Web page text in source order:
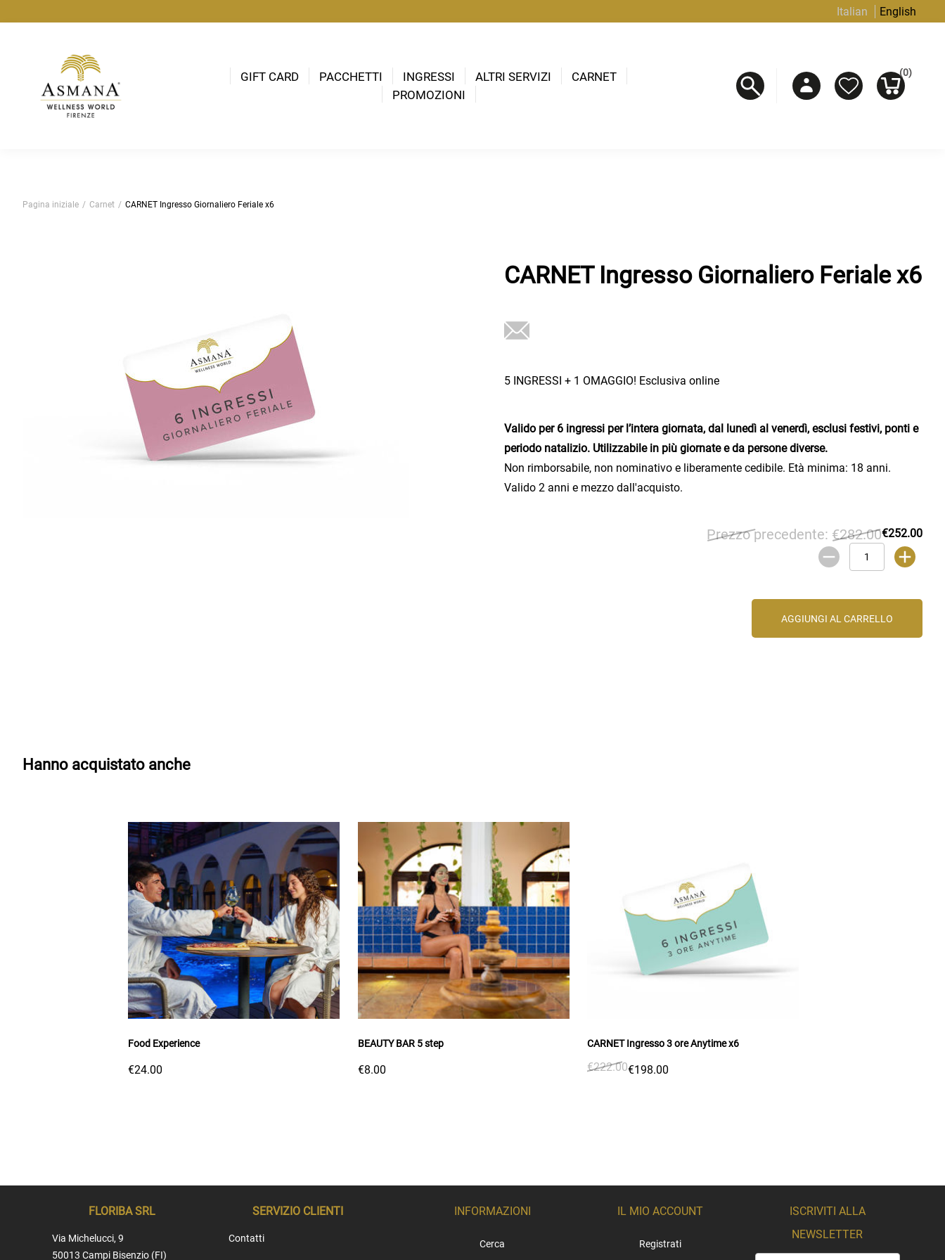
Italian English
GIFT CARD PACCHETTI INGRESSI ALTRI SERVIZI
CARNET
PROMOZIONI
(0)
Pagina iniziale / Carnet / CARNET Ingresso Giornaliero Feriale x6
CARNET Ingresso Giornaliero Feriale x6
5 INGRESSI + 1 OMAGGIO! Esclusiva online
Valido per 6 ingressi per l’intera giornata, dal lunedì al venerdì, esclusi festivi, ponti e
periodo natalizio. Utilizzabile in più giornate e da persone diverse.
Non rimborsabile, non nominativo e liberamente cedibile. Età minima: 18 anni.
Valido 2 anni e mezzo dall'acquisto.
Prezzo precedente: €282.00€252.00
AGGIUNGI AL CARRELLO
Hanno acquistato anche
Food Experience
€24.00
BEAUTY BAR 5 step
€8.00
CARNET Ingresso 3 ore Anytime x6
€222.00€198.00
FLORIBA SRL
Via Michelucci, 9
50013 Campi Bisenzio (FI)
SERVIZIO CLIENTI
Contatti
INFORMAZIONI
Cerca
IL MIO ACCOUNT
Registrati
ISCRIVITI ALLA
NEWSLETTER